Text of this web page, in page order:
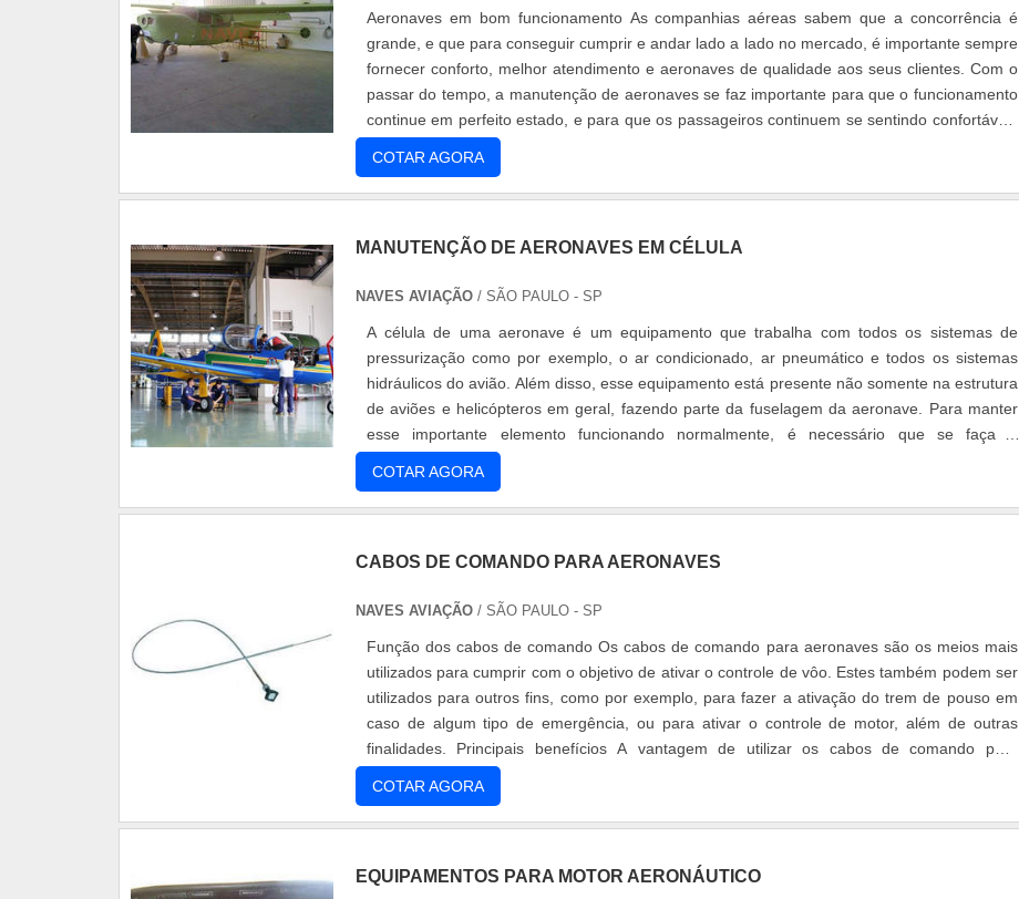
Aeronaves em bom funcionamento As companhias aéreas sabem que a concorrência é
grande, e que para conseguir cumprir e andar lado a lado no mercado, é importante sempre
fornecer conforto, melhor atendimento e aeronaves de qualidade aos seus clientes. Com o
passar do tempo, a manutenção de aeronaves se faz importante para que o funcionamento
continue em perfeito estado, e para que os passageiros continuem se sentindo confortáveis
nos momentos de vi.
COTAR AGORA
MANUTENÇÃO DE AERONAVES EM CÉLULA
NAVES AVIAÇÃO/ SÃO PAULO - SP
A célula de uma aeronave é um equipamento que trabalha com todos os sistemas de
pressurização como por exemplo, o ar condicionado, ar pneumático e todos os sistemas
hidráulicos do avião. Além disso, esse equipamento está presente não somente na estrutura
de aviões e helicópteros em geral, fazendo parte da fuselagem da aeronave. Para manter
esse importante elemento funcionando normalmente, é necessário que se faça a
manutenção de aeronaves em célu.
COTAR AGORA
CABOS DE COMANDO PARA AERONAVES
NAVES AVIAÇÃO/ SÃO PAULO - SP
Função dos cabos de comando Os cabos de comando para aeronaves são os meios mais
utilizados para cumprir com o objetivo de ativar o controle de vôo. Estes também podem ser
utilizados para outros fins, como por exemplo, para fazer a ativação do trem de pouso em
caso de algum tipo de emergência, ou para ativar o controle de motor, além de outras
finalidades. Principais benefícios A vantagem de utilizar os cabos de comando para
aeronaves vem de sua .
COTAR AGORA
EQUIPAMENTOS PARA MOTOR AERONÁUTICO